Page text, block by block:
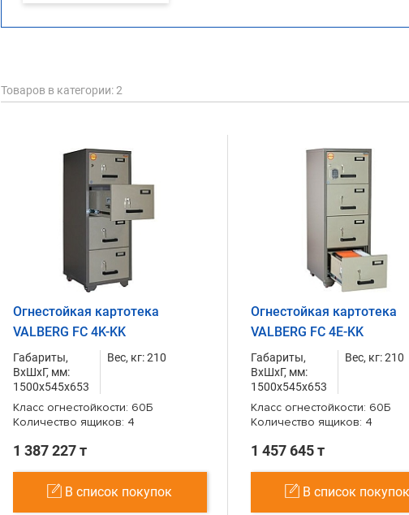
Товаровв категории: 2
Огнестойкая картотека
VALBERG FC 4K-KK
Габариты,
ВxШxГ, мм:
1500x545x653
Вес, кг: 210
Класс огнестойкости: 60Б
Количество ящиков: 4
1 387 227 т
В список покупок
Огнестойкая картотека
VALBERG FC 4E-KK
Габариты,
ВxШxГ, мм:
1500x545x653
Вес, кг: 210
Класс огнестойкости: 60Б
Количество ящиков: 4
1 457 645 т
В список